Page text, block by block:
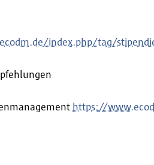
index.php/tag/
https://